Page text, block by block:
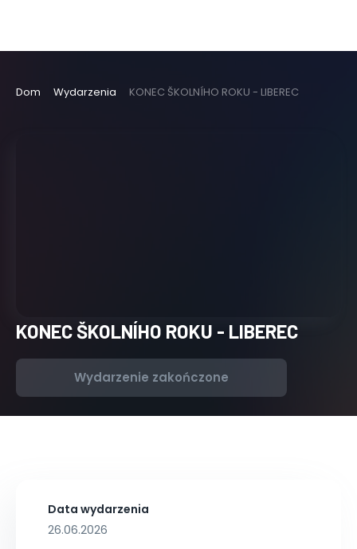
Dom Wydarzenia KONEC ŠKOLNÍHO ROKU - LIBEREC
KONEC ŠKOLNÍHO ROKU - LIBEREC
Wydarzenie zakończone
Data wydarzenia
26.06.2026